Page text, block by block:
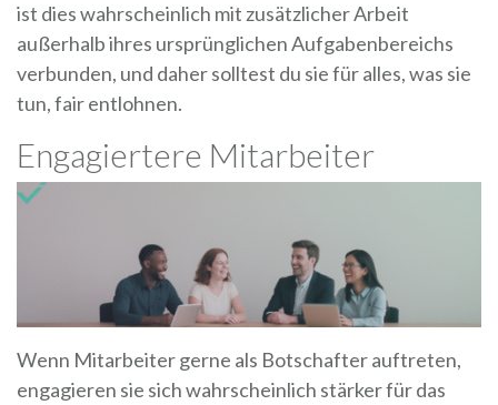
ist dies wahrscheinlich mit zusätzlicher Arbeit
außerhalb ihres ursprünglichen Aufgabenbereichs
verbunden, und daher solltest du sie für alles, was sie
tun, fair entlohnen.
Engagiertere Mitarbeiter
Wenn Mitarbeiter gerne als Botschafter auftreten,
engagieren sie sich wahrscheinlich stärker für das